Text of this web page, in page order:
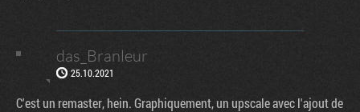
das_Branleur
25.10.2021
C'est un remaster, hein. Graphiquement, un upscale avec l'ajout de